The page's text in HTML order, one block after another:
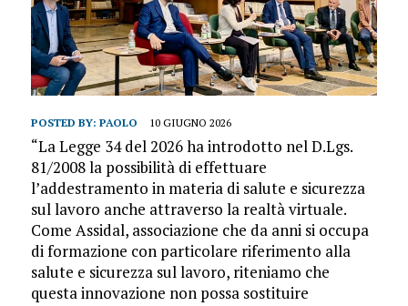
POSTED BY: PAOLO 10 GIUGNO 2026
“La Legge 34 del 2026 ha introdotto nel D.Lgs.
81/2008 la possibilità di effettuare
l’addestramento in materia di salute e sicurezza
sul lavoro anche attraverso la realtà virtuale.
Come Assidal, associazione che da anni si occupa
di formazione con particolare riferimento alla
salute e sicurezza sul lavoro, riteniamo che
questa innovazione non possa sostituire